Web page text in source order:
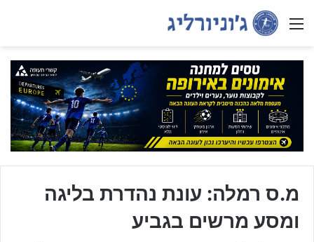
Menu
מ.ס רמלה: עונת נהדרת בליגה
ומסע מרשים בגביע